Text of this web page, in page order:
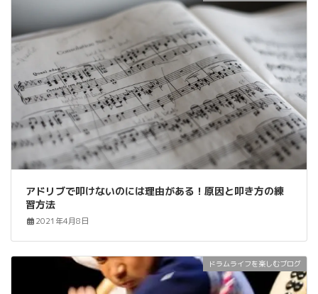
アドリブで叩けないのには理由がある！原因と叩き方の練
習方法
2021年4月8日
ドラムライフを楽しむブログ